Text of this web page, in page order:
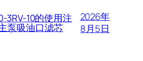
3RV-10的使用注
泵吸油口滤芯
2026年
8月5日